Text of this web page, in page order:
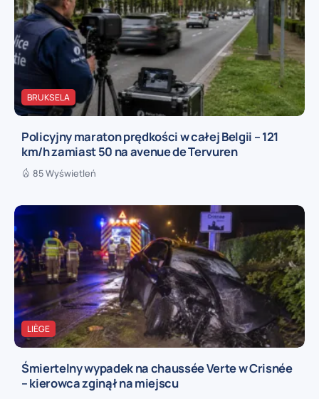
BRUKSELA
Policyjny maraton prędkości w całej Belgii – 121
km/h zamiast 50 na avenue de Tervuren
85 Wyświetleń
LIÈGE
Śmiertelny wypadek na chaussée Verte w Crisnée
– kierowca zginął na miejscu